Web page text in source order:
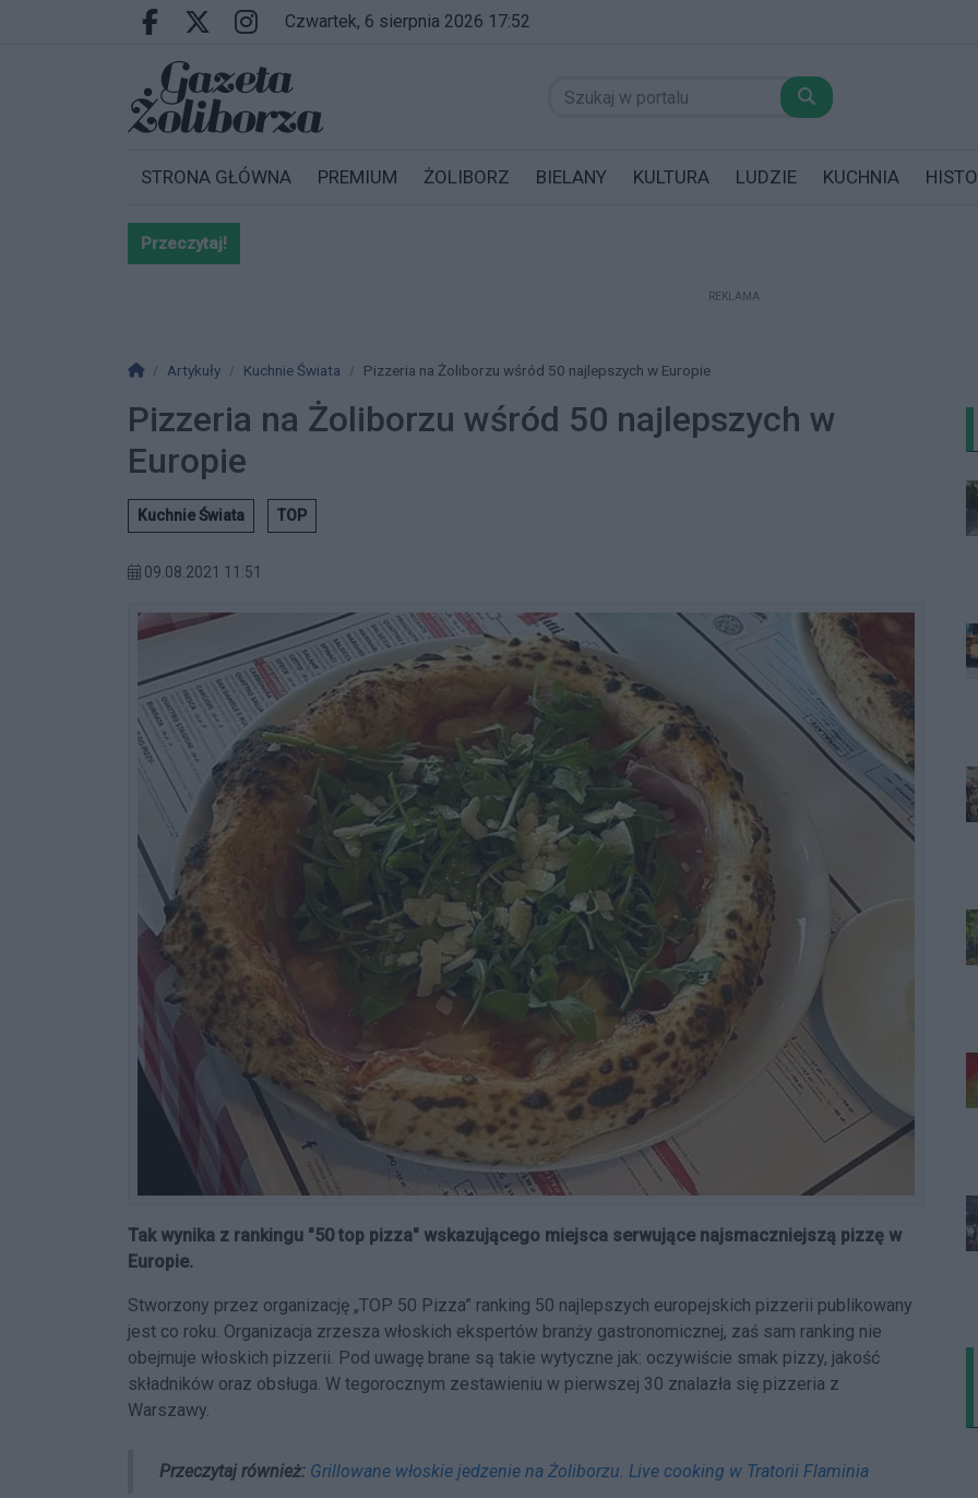
Przejdź do głównych treści
Przejdź do wyszukiwarki
Przejdź do głównego menu
Facebook.com
X.comInstagram.com
czwartek, 6 sierpnia 2026 17:52
STRONA GŁÓWNA PREMIUM ŻOLIBORZ BIELANY KULTURA LUDZIE KUCHNIA
Przeczytaj!
REKLAMA
Strona główna
Artykuły Kuchnie Świata Pizzeria na Żoliborzu wśród 50 najlepszych w Europie
Pizzeria na Żoliborzu wśród 50 najlepszych w
Europie
Kuchnie Świata TOP
09.08.2021 11:51
Tak wynika z rankingu "50 top pizza" wskazującego miejsca serwujące najsmaczniejszą pizzę w
Europie.
Stworzony przez organizację „TOP 50 Pizza” ranking 50 najlepszych europejskich pizzerii publikowany
jest co roku. Organizacja zrzesza włoskich ekspertów branży gastronomicznej, zaś sam ranking nie
obejmuje włoskich pizzerii. Pod uwagę brane są takie wytyczne jak: oczywiście smak pizzy, jakość
składników oraz obsługa. W tegorocznym zestawieniu w pierwszej 30 znalazła się pizzeria z
Warszawy.
Przeczytaj również: Grillowane włoskie jedzenie na Żoliborzu. Live cooking w Tratorii Flaminia